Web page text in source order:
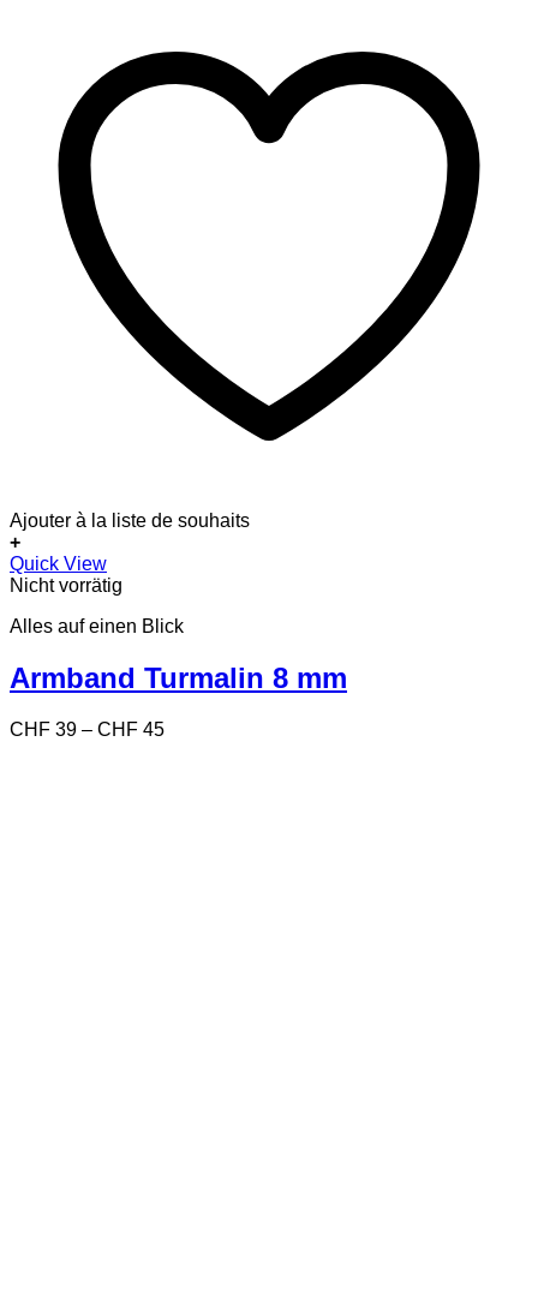
Ajouter à la liste de souhaits
+
Dieses
Produkt
mehrere
auf.
Die
können
Quick View
Nicht vorrätig
Alles auf einen Blick
Armband Turmalin 8 mm
CHF 39 – CHF 45Preisspanne: